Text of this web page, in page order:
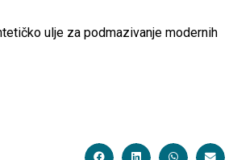
ulje za podmazivanje modernih